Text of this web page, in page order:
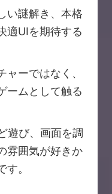
い謎解き、本格
適UIを期待する
ーではなく、
ームとして触る
遊び、画面を調
雰囲気が好きか
。